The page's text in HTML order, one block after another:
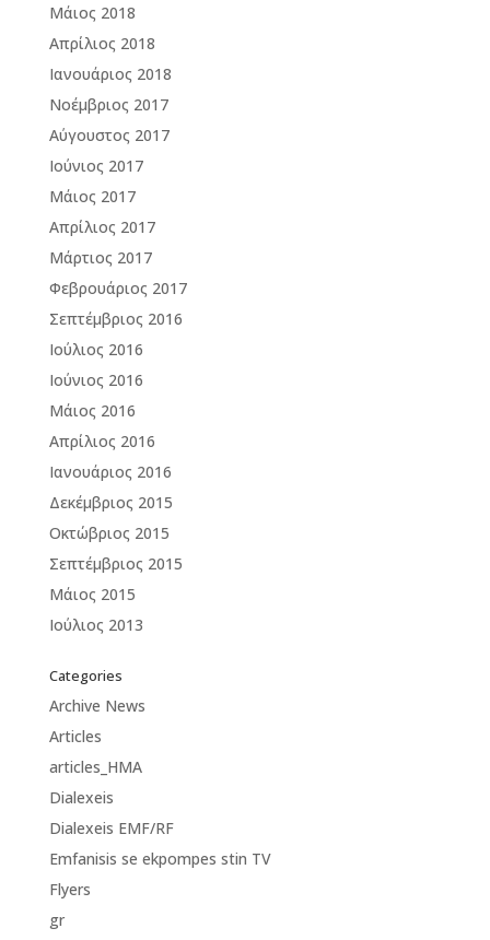
Μάιος 2018
Απρίλιος 2018
Ιανουάριος 2018
Νοέμβριος 2017
Αύγουστος 2017
Ιούνιος 2017
Μάιος 2017
Απρίλιος 2017
Μάρτιος 2017
Φεβρουάριος 2017
Σεπτέμβριος 2016
Ιούλιος 2016
Ιούνιος 2016
Μάιος 2016
Απρίλιος 2016
Ιανουάριος 2016
Δεκέμβριος 2015
Οκτώβριος 2015
Σεπτέμβριος 2015
Μάιος 2015
Ιούλιος 2013
Categories
Archive News
Articles
articles_HMA
Dialexeis
Dialexeis EMF/RF
Emfanisis se ekpompes stin TV
Flyers
gr